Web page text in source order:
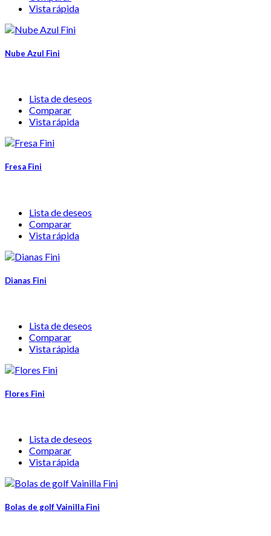
Vista rápida
Nube Azul Fini
Lista de deseos
Comparar
Vista rápida
Fresa Fini
Lista de deseos
Comparar
Vista rápida
Dianas Fini
Lista de deseos
Comparar
Vista rápida
Flores Fini
Lista de deseos
Comparar
Vista rápida
Bolas de golf Vainilla Fini